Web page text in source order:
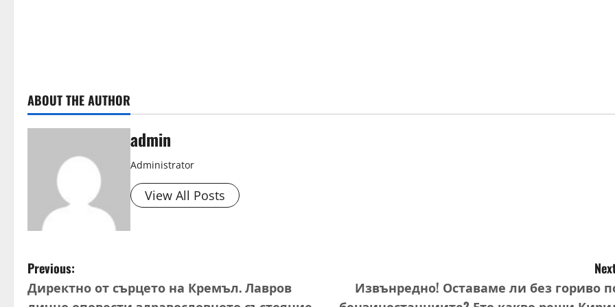
i
ABOUT THE AUTHOR
admin
Administrator
View All Posts
P
o
Previous:
Директно от сърцето на Кремъл. Лавров
Извънредно! Оставаме ли без гориво